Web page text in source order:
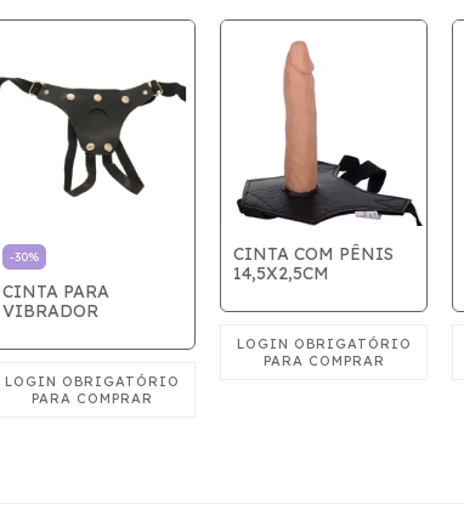
-30%
CINTA PARA
VIBRADOR
CINTA COM PÊNIS
14,5X2,5CM